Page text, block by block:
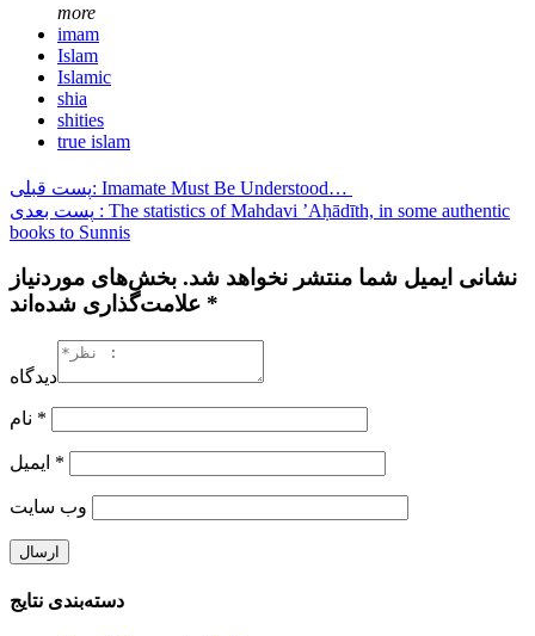
more
imam
Islam
Islamic
shia
shities
true islam
پست قبلی: Imamate Must Be Understood…
پست بعدی : The statistics of Mahdavi ʼAḥādīth, in some authentic
books to Sunnis
نشانی ایمیل شما منتشر نخواهد شد. بخش‌های موردنیاز
علامت‌گذاری شده‌اند *
دیدگاه
*
*
وب‌ سایت
دسته‌بندی نتایج